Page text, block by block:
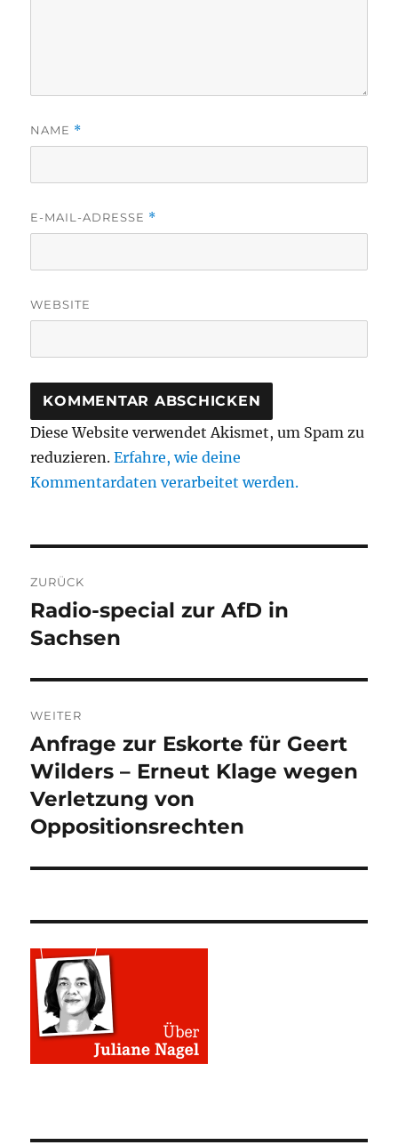
NAME *
E-MAIL-ADRESSE *
WEBSITE
Diese Website verwendet Akismet, um Spam zu
reduzieren.Erfahre, wie deine
Kommentardaten verarbeitet werden.
ZURÜCK
Vorheriger
Beitrag:
Radio-special zur AfD in
Sachsen
WEITER
Nächster
Beitrag:
Anfrage zur Eskorte für Geert
Wilders – Erneut Klage wegen
Verletzung von
Oppositionsrechten